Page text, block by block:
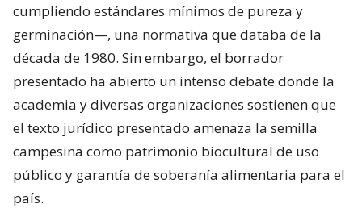
cumpliendo estándares mínimos de pureza y
germinación—, una normativa que databa de la
década de 1980. Sin embargo, el borrador
presentado ha abierto un intenso debate donde la
academia y diversas organizaciones sostienen que
el texto jurídico presentado amenaza la semilla
campesina como patrimonio biocultural de uso
público y garantía de soberanía alimentaria para el
país.